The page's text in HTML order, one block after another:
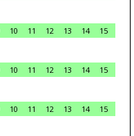
10 11 12 13 14
15
10 11 12 13 14
15
10 11 12 13 14
15